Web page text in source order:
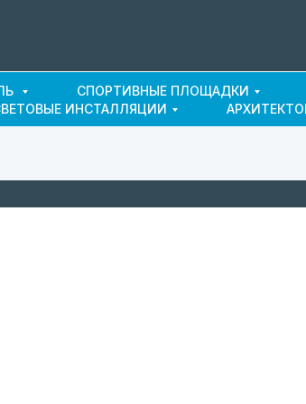
СПОРТИВНЫЕ ПЛОЩАДКИ
ИНСТАЛЛЯЦИИ